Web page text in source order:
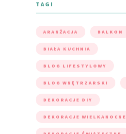
TAGI
ARANŻACJA BALKON
BIAŁA KUCHNIA
BLOG LIFESTYLOWY
BLOG WNĘTRZARSKI
DEKORACJE DIY
DEKORACJE WIELKANOCNE